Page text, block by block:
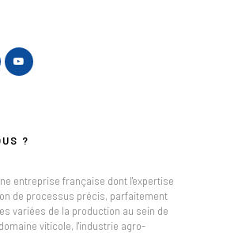
?
entreprise française dont l'expertise
de processus précis, parfaitement
variées de la production au sein de
viticole, l'industrie agro-